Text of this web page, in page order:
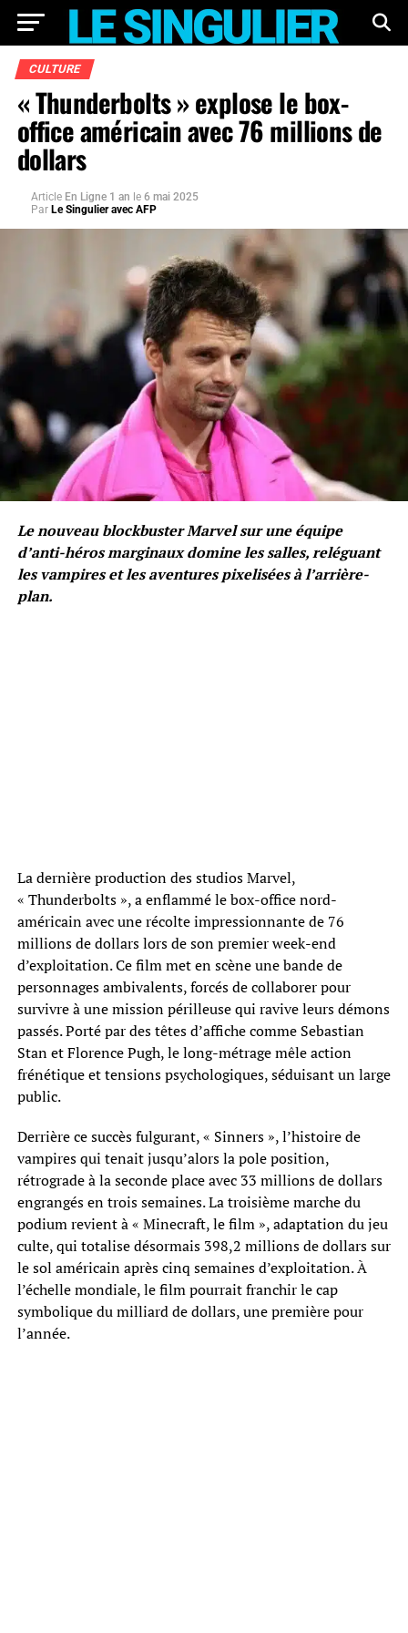
CULTURE
« Thunderbolts » explose le box-
office américain avec 76 millions de
dollars
Article En Ligne 1 an le 6 mai 2025
Par Le Singulier avec AFP
Le nouveau blockbuster Marvel sur une équipe
d’anti-héros marginaux domine les salles, reléguant
les vampires et les aventures pixelisées à l’arrière-
plan.
La dernière production des studios Marvel,
« Thunderbolts », a enflammé le box-office nord-
américain avec une récolte impressionnante de 76
millions de dollars lors de son premier week-end
d’exploitation. Ce film met en scène une bande de
personnages ambivalents, forcés de collaborer pour
survivre à une mission périlleuse qui ravive leurs démons
passés. Porté par des têtes d’affiche comme Sebastian
Stan et Florence Pugh, le long-métrage mêle action
frénétique et tensions psychologiques, séduisant un large
public.
Derrière ce succès fulgurant, « Sinners », l’histoire de
vampires qui tenait jusqu’alors la pole position,
rétrograde à la seconde place avec 33 millions de dollars
engrangés en trois semaines. La troisième marche du
podium revient à « Minecraft, le film », adaptation du jeu
culte, qui totalise désormais 398,2 millions de dollars sur
le sol américain après cinq semaines d’exploitation. À
l’échelle mondiale, le film pourrait franchir le cap
symbolique du milliard de dollars, une première pour
l’année.